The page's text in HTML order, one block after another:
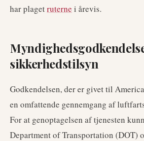
har plagetruterne i årevis.
sikkerhedstilsyn
Godkendelsen, der er givet til
en omfattende gennemgang af
For at genoptagelsen af tjenesten
Department of Transportation (DOT)